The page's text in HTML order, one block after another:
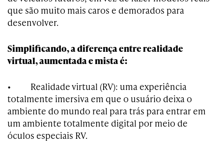
que são muito mais caros e demorados para
desenvolver.
Simplificando, a diferença entre realidade
virtual, aumentada e mista é:
• Realidade virtual (RV): uma experiência
totalmente imersiva em que o usuário deixa o
ambiente do mundo real para trás para entrar em
um ambiente totalmente digital por meio de
óculos especiais RV.